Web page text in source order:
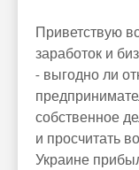
Приветствую
заработок и
- выгодно ли
собственное
и просчитать
Украине